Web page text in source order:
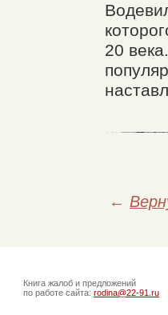
20
←
Книга жалоб и предложений
по работе сайта: rodina@22-91.ru